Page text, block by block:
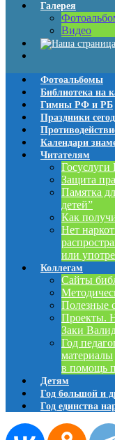
Галерея
Видео
Фотоальбомы
Библиотека на
Гимны РФ и РБ
Праздники
Календари
Читателям
Госуслуги
Защита
Памятка
детей”
Как
Нет
или
Коллегам
Сайты
Полезные
Проекты.
Заки
Год
материалы
в помощь
Детям
Год большой и
Год единства